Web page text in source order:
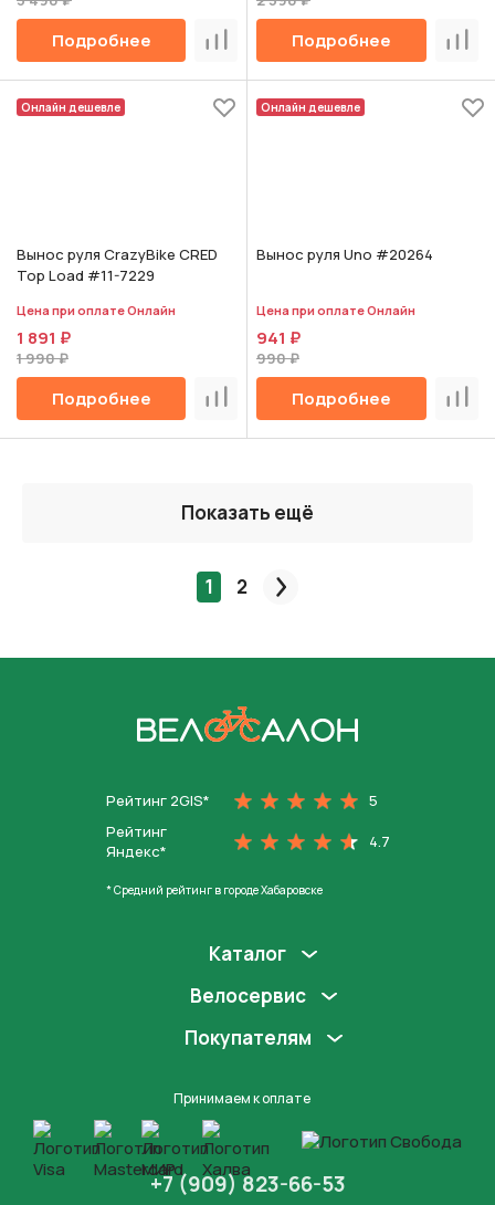
Подробнее СравнитьПодробнее
Онлайн дешевле
Вынос руля CrazyBike CRED
Top Load #11-7229
Цена при оплате Онлайн
1 891 ₽
1 990 ₽
Подробнее Сравнить
Онлайн дешевле
Вынос руля Uno #20264
Цена при оплате Онлайн
941 ₽
990 ₽
Подробнее
Показать ещё
1 2 След.
Рейтинг 2GIS*
5
Рейтинг
Яндекс*
4.7
* Средний рейтинг в городе Хабаровске
Каталог
Велосервис
Покупателям
Принимаем к оплате
+7 (909) 823-66-53